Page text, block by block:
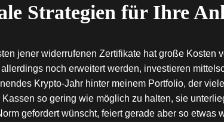
Strategien für Ihre
jener widerrufenen Zertifikate hat große
noch erweitert werden, investieren
Krypto-Jahr hinter meinem Portfolio, der
so gering wie möglich zu halten, sie
gefordert wünscht, feiert gerade aber so